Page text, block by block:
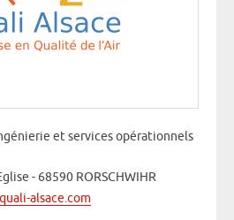
et services opérationnels
- 68590 RORSCHWIHR
alsace.com